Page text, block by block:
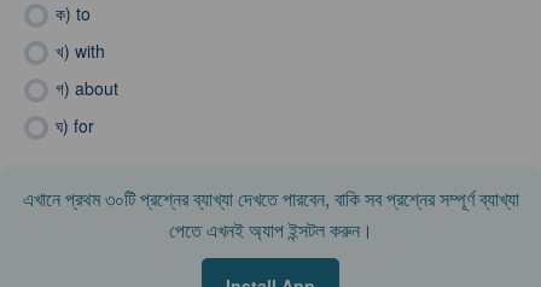
ক) to
খ) with
গ) about
ঘ) for
এখানে প্রথম ৩০টি প্রশ্নের ব্যাখ্যা দেখতে পারবেন, বাকি সব প্রশ্নের সম্পূর্ণ ব্যাখ্যা
পেতে এখনই অ্যাপ ইন্সটল করুন।